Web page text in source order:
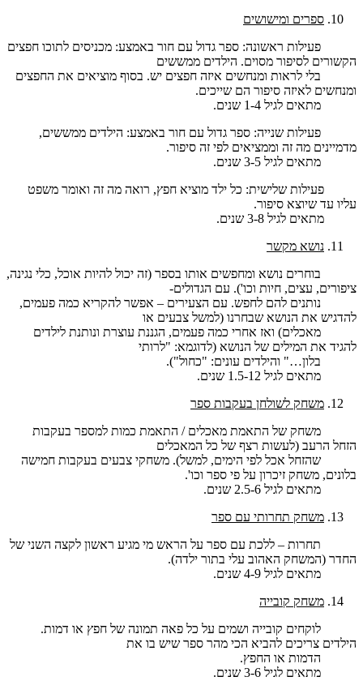
ספרים ומישושים
פעילות ראשונה: ספר גדול עם חור באמצע: מכניסים לתוכו חפצים
הקשורים לסיפור מסוים. הילדים ממששים
בלי לראות ומנחשים איזה חפצים יש. בסוף מוציאים את החפצים
ומנחשים לאיזה סיפור הם שייכים.
מתאים לגיל 1-4 שנים.
פעילות שנייה: ספר גדול עם חור באמצע: הילדים ממששים,
מדמיינים מה זה וממציאים לפי זה סיפור.
מתאים לגיל 3-5 שנים.
פעילות שלישית: כל ילד מוציא חפץ, רואה מה זה ואומר משפט
עליו עד שיוצא סיפור.
מתאים לגיל 3-8 שנים.
נושא מקשר
בוחרים נושא ומחפשים אותו בספר (זה יכול להיות אוכל, כלי נגינה,
ציפורים, עצים, חיות וכו'). עם הגדולים-
נותנים להם לחפש. עם הצעירים – אפשר להקריא כמה פעמים,
להדגיש את הנושא שבחרנו (למשל צבעים או
מאכלים) ואז אחרי כמה פעמים, הגננת עוצרת ונותנת לילדים
להגיד את המילים של הנושא (לדוגמא: "לרותי
בלון…" והילדים עונים: "כחול").
מתאים לגיל 1.5-12 שנים.
משחק לשולחן בעקבות ספר
משחק של התאמת מאכלים / התאמת כמות למספר בעקבות
הזחל הרעב (לעשות רצף של כל המאכלים
שהזחל אכל לפי הימים, למשל). משחקי צבעים בעקבות חמישה
בלונים, משחק זיכרון על פי ספר וכו'.
מתאים לגיל 2.5-6 שנים.
משחק תחרותי עם ספר
תחרות – ללכת עם ספר על הראש מי מגיע ראשון לקצה השני של
החדר (המשחק האהוב עלי בתור ילדה).
מתאים לגיל 4-9 שנים.
משחק קובייה
לוקחים קובייה ושמים על כל פאה תמונה של חפץ או דמות.
הילדים צריכים להביא הכי מהר ספר שיש בו את
הדמות או החפץ.
מתאים לגיל 3-6 שנים.